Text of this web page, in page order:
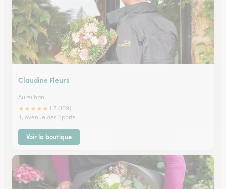
Claudine Fleurs
Aureilhan
★★★★★4.7 (109)
4, avenue des Sports
Voir la boutique